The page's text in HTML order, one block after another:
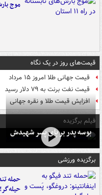
موج
قیمت‌های روز در یک نگاه
قیمت جهانی طلا امروز ۱۵ مرداد
قیمت نفت برنت به ۷۹ دلار رسید
افزایش قیمت طلا و نقره جهانی
فیلم برگزیده
بوسه‌ پدر بر پای پسر شهیدش
برگزیده ورزشی
حمله
حیله‌گر!